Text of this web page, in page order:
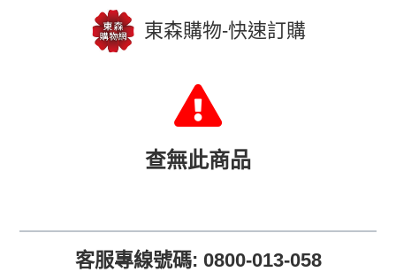
東森購物-快速訂購
查無此商品
客服專線號碼: 0800-013-058